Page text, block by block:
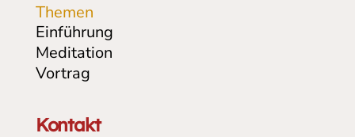
Themen
Einführung
Meditation
Vortrag
Kontakt